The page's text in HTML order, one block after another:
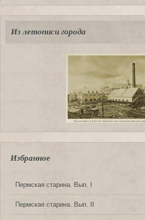
Из летописи города
Избранное
Пермская старина. Вып. I
Пермская старина. Вып. II